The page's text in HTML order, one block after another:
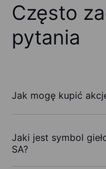
Często
pytania
Jak mogę kupić
Jaki jest symbol
SA?